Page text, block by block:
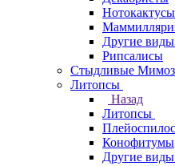
Нотокактусы
Другие виды
Рипсалисы
Стыдливые
Литопсы
Назад
Литопсы
Конофитумы
Другие